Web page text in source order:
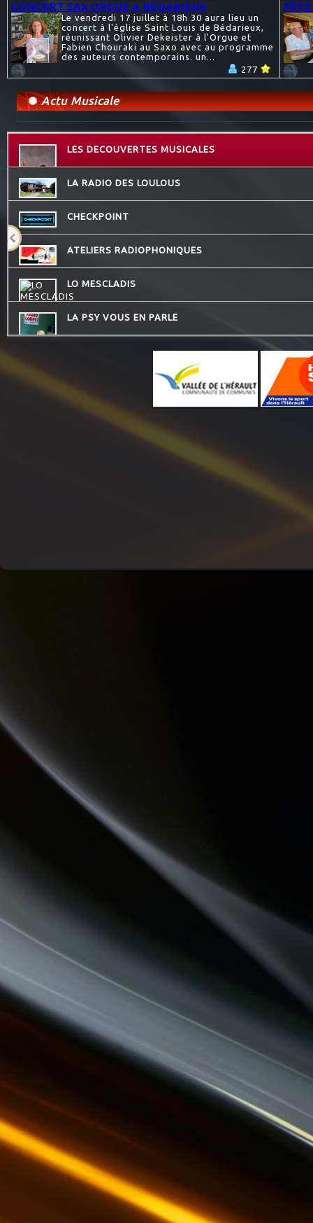
CONCERT SAX ORGUE A BEDARIEUX
Le vendredi 17 juillet à 18h 30 aura lieu un
concert à l'église Saint Louis de Bédarieux,
réunissant Olivier Dekeister à l'Orgue et
Fabien Chouraki au Saxo avec au programme
des auteurs contemporains. un...
277
Actu Musicale
LES DECOUVERTES MUSICALES
LA RADIO DES LOULOUS
CHECKPOINT
ATELIERS RADIOPHONIQUES
LO MESCLADIS
LA PSY VOUS EN PARLE
QUAND LA MUSIQUE EST BONNE
LES PIEDS SUR LA TABLE
LES VAILLANTES